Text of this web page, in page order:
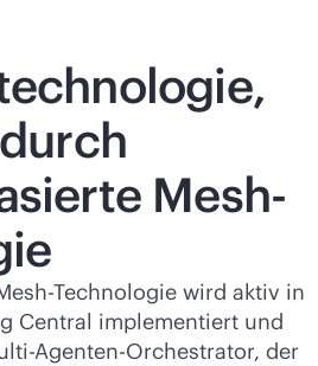
Mesh-
Technologie wird aktiv in
Central implementiert und
Agenten-Orchestrator, der